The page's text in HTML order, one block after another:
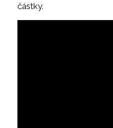
částky.